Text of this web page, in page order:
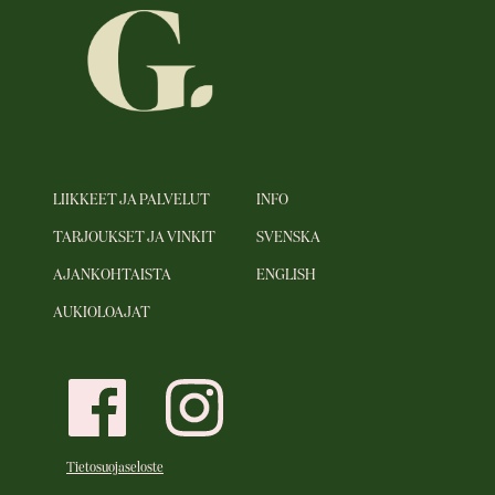
LIIKKEET JA PALVELUT
TARJOUKSET JA VINKIT
AJANKOHTAISTA
AUKIOLOAJAT
INFO
SVENSKA
ENGLISH
Tietosuojaseloste